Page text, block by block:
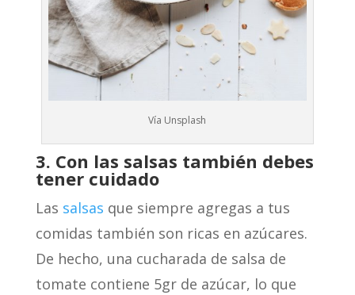
Vía Unsplash
3. Con las salsas también debes
tener cuidado
Las salsas que siempre agregas a tus
comidas también son ricas en azúcares.
De hecho, una cucharada de salsa de
tomate contiene 5gr de azúcar, lo que